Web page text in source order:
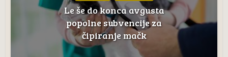
Le še do konca avgusta
popolne subvencije za
čipiranje mačk